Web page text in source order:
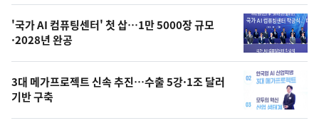
오
늘
의
사
진
'국가 AI 컴퓨팅센터' 첫 삽…1만 5000장 규모
·2028년 완공
3대 메가프로젝트 신속 추진…수출 5강·1조 달러
기반 구축